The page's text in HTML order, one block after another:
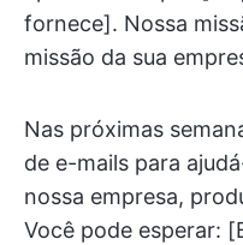
fornece]. Nossa
missão da sua
Nas próximas
de e-mails para
nossa empresa,
Você pode esperar: